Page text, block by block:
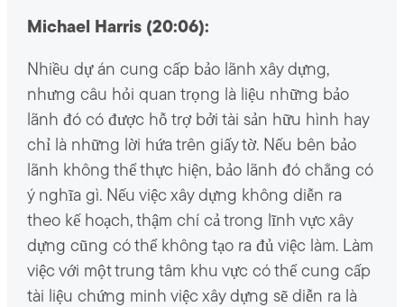
Michael Harris (20:06):
Nhiều dự án cung cấp bảo lãnh xây dựng,
nhưng câu hỏi quan trọng là liệu những bảo
lãnh đó có được hỗ trợ bởi tài sản hữu hình hay
chỉ là những lời hứa trên giấy tờ. Nếu bên bảo
lãnh không thể thực hiện, bảo lãnh đó chẳng có
ý nghĩa gì. Nếu việc xây dựng không diễn ra
theo kế hoạch, thậm chí cả trong lĩnh vực xây
dựng cũng có thể không tạo ra đủ việc làm. Làm
việc với một trung tâm khu vực có thể cung cấp
tài liệu chứng minh việc xây dựng sẽ diễn ra là